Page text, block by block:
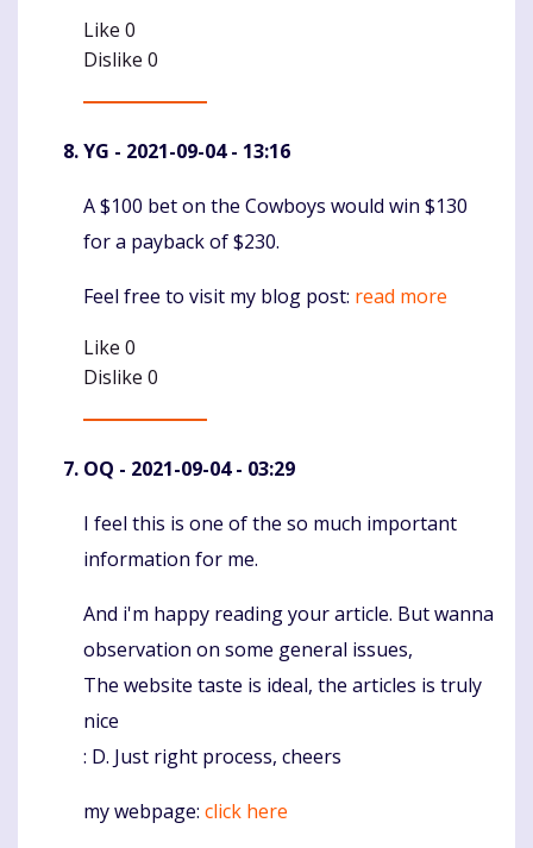
Like 0
Dislike 0
YG - 2021-09-04 - 13:16
Komentaras
A $100 bet on the Cowboys would win $130
for a payback of $230.
Feel free to visit my blog post: read more
Like 0
Dislike 0
OQ - 2021-09-04 - 03:29
Komentaras
I feel this is one of the so much important
information for me.
And i'm happy reading your article. But wanna
observation on some general issues,
The website taste is ideal, the articles is truly
nice
: D. Just right process, cheers
my webpage: click here